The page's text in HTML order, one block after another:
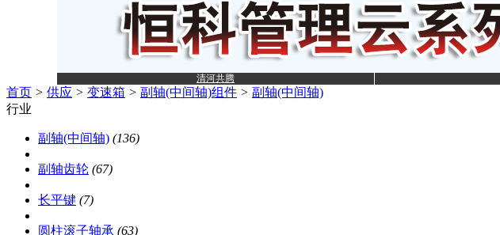
清河共腾
首页 > 供应 > 变速箱 > 副轴(中间轴)组件 > 副轴(中间轴)
行业
副轴(中间轴) (136)
副轴齿轮 (67)
长平键 (7)
圆柱滚子轴承 (63)